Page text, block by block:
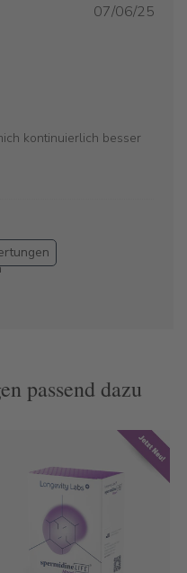
kontinuierlich besser
07/06/25
passend dazu